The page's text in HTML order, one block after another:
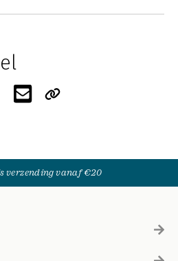
verzending vanaf €20